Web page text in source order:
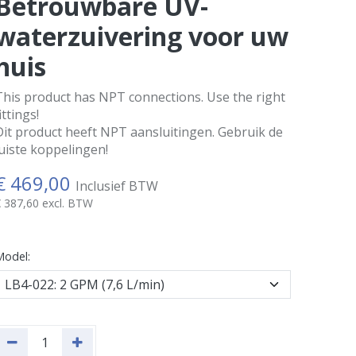
voor uw
product has NPT connections. Use the right
product heeft NPT aansluitingen. Gebruik de
koppelingen!
469,00 Inclusief BTW
387,60 excl. BTW